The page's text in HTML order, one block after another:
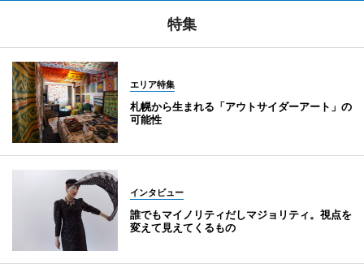
特集
エリア特集
札幌から生まれる「アウトサイダーアート」の
可能性
インタビュー
誰でもマイノリティだしマジョリティ。視点を
変えて見えてくるもの